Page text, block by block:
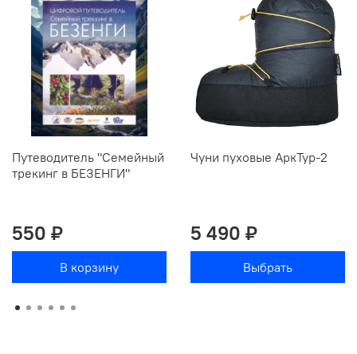
Путеводитель "Семейный
трекинг в БЕЗЕНГИ"
550 ₽
В корзину
Чуни пуховые АркТур-2
5 490 ₽
Выбрать